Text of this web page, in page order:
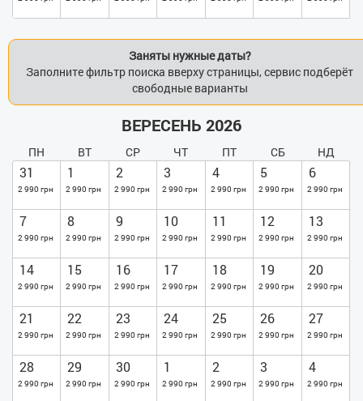
Заняты нужные даты?
Заполните фильтр поиска вверху страницы, сервис подберёт
свободные варианты
ВЕРЕСЕНЬ 2026
ПН ВТ СР ЧТ ПТ СБ НД
31
2 990 грн
1
2 990 грн
2
2 990 грн
3
2 990 грн
4
2 990 грн
5
2 990 грн
6
2 990 грн
7
2 990 грн
8
2 990 грн
9
2 990 грн
10
2 990 грн
11
2 990 грн
12
2 990 грн
13
2 990 грн
14
2 990 грн
15
2 990 грн
16
2 990 грн
17
2 990 грн
18
2 990 грн
19
2 990 грн
20
2 990 грн
21
2 990 грн
22
2 990 грн
23
2 990 грн
24
2 990 грн
25
2 990 грн
26
2 990 грн
27
2 990 грн
28
2 990 грн
29
2 990 грн
30
2 990 грн
1
2 990 грн
2
2 990 грн
3
2 990 грн
4
2 990 грн